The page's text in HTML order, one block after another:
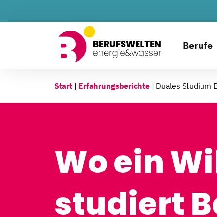
Berufe
Start | Erfahrungsberichte | Duales Studium
Wo ein
studiert